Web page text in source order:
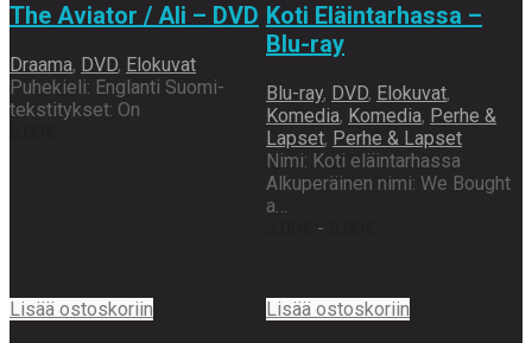
The Aviator / Ali – DVD
Draama, DVD, Elokuvat
Puhekieli: Englanti Suomi-
tekstitykset: On
Koti Eläintarhassa –
Blu-ray
Blu-ray, DVD, Elokuvat,
Komedia, Komedia, Perhe &
Lapset, Perhe & Lapset
Nimi: Koti eläintarhassa
Alkuperäinen nimi: We Bought
a…
-
Lisää ostoskoriin Lisää ostoskoriin